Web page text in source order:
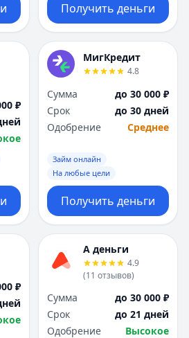
Получить деньги
₽
МигКредит
4.8
Сумма
до 30 000 ₽
Срок
до 30 дней
Одобрение
Среднее
Займ онлайн
На любые цели
Получить деньги
₽
А деньги
4.9
(11 отзывов)
Сумма
до 30 000 ₽
Срок
до 21 дней
Одобрение
Высокое